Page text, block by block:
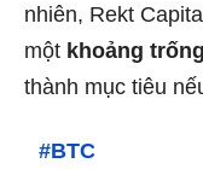
nhiên, Rekt
một khoảng
thành mục tiêu
#BTC